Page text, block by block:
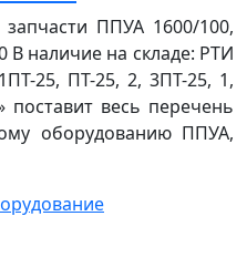
ППУА 1600/100,
наличие на складе: РТИ
25, ПТ-25, 2, 3ПТ-25, 1,
весь перечень
оборудованию ППУА,